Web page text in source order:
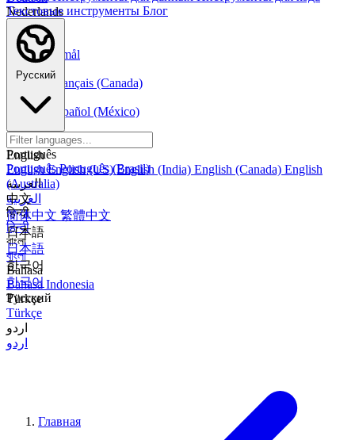
Nederlands
Nederlands
Norsk
Norsk Bokmål
Français
FrançaisFrançais (Canada)
Español
Español
Español (México)
Italiano
Português
PortuguêsPortuguês (Brasil)
العربية
العربية
हिन्दी
हिन्दी
বাংলা
বাংলা
Bahasa
Bahasa Indonesia
Türkçe
Türkçe
اردو
اردو
Текстовые инструменты Блог
Русский
English
EnglishEnglish (US)English (India) English (Canada) English
(Australia)
中文
简体中文 繁體中文
日本語
日本語
한국어
한국어
Русский
Главная